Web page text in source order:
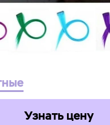
Узнать цену